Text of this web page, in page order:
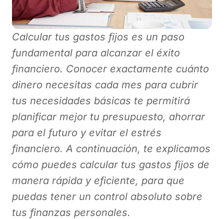
Calcular tus gastos fijos es un paso
fundamental para alcanzar el éxito
financiero. Conocer exactamente cuánto
dinero necesitas cada mes para cubrir
tus necesidades básicas te permitirá
planificar mejor tu presupuesto, ahorrar
para el futuro y evitar el estrés
financiero. A continuación, te explicamos
cómo puedes calcular tus gastos fijos de
manera rápida y eficiente, para que
puedas tener un control absoluto sobre
tus finanzas personales.